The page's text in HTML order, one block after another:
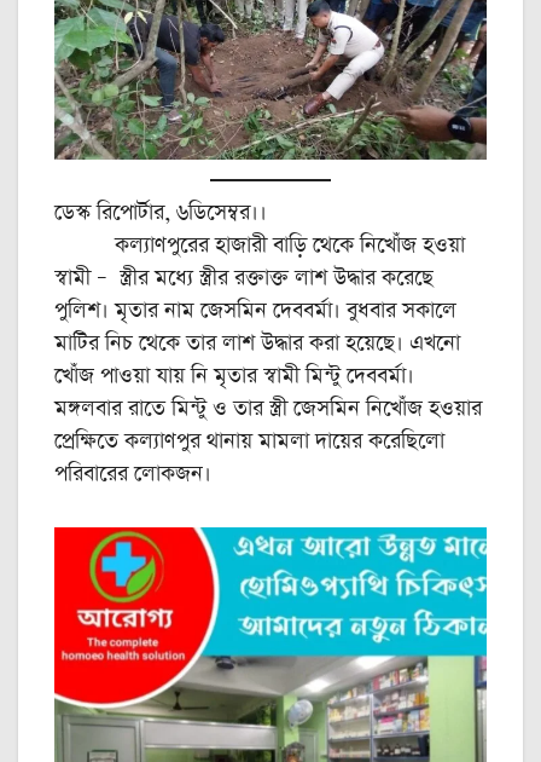
ডেস্ক রিপোর্টার, ৬ডিসেম্বর।।
কল্যাণপুরের হাজারী বাড়ি থেকে নিখোঁজ হওয়া
স্বামী – স্ত্রীর মধ্যে স্ত্রীর রক্তাক্ত লাশ উদ্ধার করেছে
পুলিশ। মৃতার নাম জেসমিন দেববর্মা। বুধবার সকালে
মাটির নিচ থেকে তার লাশ উদ্ধার করা হয়েছে। এখনো
খোঁজ পাওয়া যায় নি মৃতার স্বামী মিন্টু দেববর্মা।
মঙ্গলবার রাতে মিন্টু ও তার স্ত্রী জেসমিন নিখোঁজ হওয়ার
প্রেক্ষিতে কল্যাণপুর থানায় মামলা দায়ের করেছিলো
পরিবারের লোকজন।